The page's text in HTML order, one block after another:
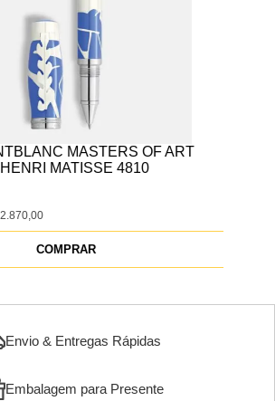
COMPRAR
Envio & Entregas Rápidas
Embalagem para Presente